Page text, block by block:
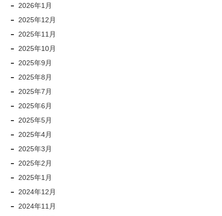
2026年1月
2025年12月
2025年11月
2025年10月
2025年9月
2025年8月
2025年7月
2025年6月
2025年5月
2025年4月
2025年3月
2025年2月
2025年1月
2024年12月
2024年11月